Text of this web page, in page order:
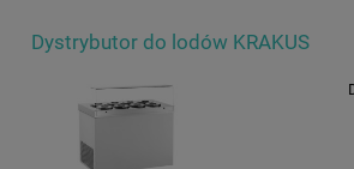
Dystrybutor do lodów KRAKUS